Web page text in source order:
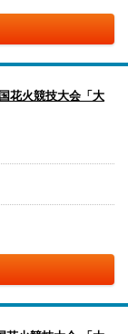
花火競技大会「大